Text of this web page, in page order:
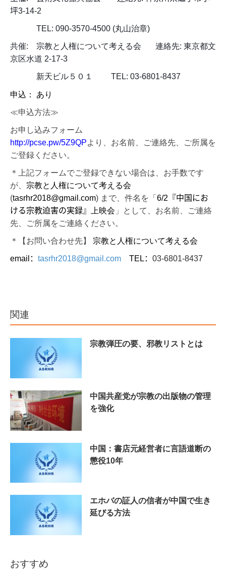
坪3-14-2
TEL: 090-3570-4500 (丸山治章)
共催: 宗教と人権について考える会 連絡先: 東京都文
京区水道 2-17-3
新天ビル５０１ TEL: 03-6801-8437
申込： あり
≪申込方法≫
お申し込みフォーム
http://pcse.pw/5Z9QPより、お名前、ご連絡先、ご所属を
ご登録ください。
＊上記フォームでご登録できない場合は、お手数です
が、 宗教と人権について考える会
(tasrhr2018@gmail.com) まで、件名を「 6/2 『中国にお
ける宗教迫害の実録』
上映会 」として、お名前、ご連絡
先、ご所属をご連絡ください。
＊ 【お問い合わせ先】 宗教と人権について考える会
email ： tasrhr2018@gmail.com TEL ： 03-6801-8437
関連
宗教弾圧の要、邪教リストとは
中国共産党が宗教の出版物の管理
を強化
中国：書店元経営者に言語道断の
懲役10年
エホバの証人の信者が中国で生き
延びる方法
おすすめ